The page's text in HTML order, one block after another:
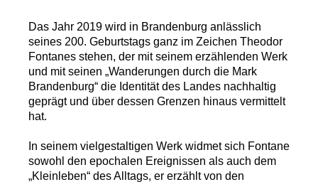
Das Jahr 2019 wird in Brandenburg anlässlich
seines 200. Geburtstags ganz im Zeichen Theodor
Fontanes stehen, der mit seinem erzählenden Werk
und mit seinen „Wanderungen durch die Mark
Brandenburg“ die Identität des Landes nachhaltig
geprägt und über dessen Grenzen hinaus vermittelt
hat.
In seinem vielgestaltigen Werk widmet sich Fontane
sowohl den epochalen Ereignissen als auch dem
„Kleinleben“ des Alltags, er erzählt von den